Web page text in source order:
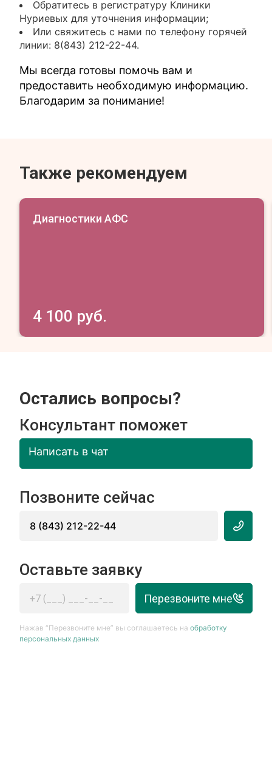
Обратитесь в регистратуру Клиники
Нуриевых для уточнения информации;
Или свяжитесь с нами по телефону горячей
линии: 8(843) 212-22-44.
Мы всегда готовы помочь вам и
предоставить необходимую информацию.
Благодарим за понимание!
Также рекомендуем
Диагностики АФС
4 100 руб.
Остались вопросы?
Консультант поможет
Написать в чат
Позвоните сейчас
8 (843) 212-22-44
Оставьте заявку
Перезвоните мне
Нажав “Перезвоните мне” вы соглашаетесь наобработку
персональных данных